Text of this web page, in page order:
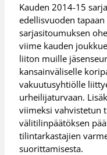
Kauden 2014-15
edellisvuoden
sarjasitoumuksen
viime kauden
liiton muille
kansainväliselle
vakuutusyhtiölle
urheilijaturvaan.
viimeksi vahvistetun
välitilinpäätöksen
tilintarkastajien
suorittamisesta.